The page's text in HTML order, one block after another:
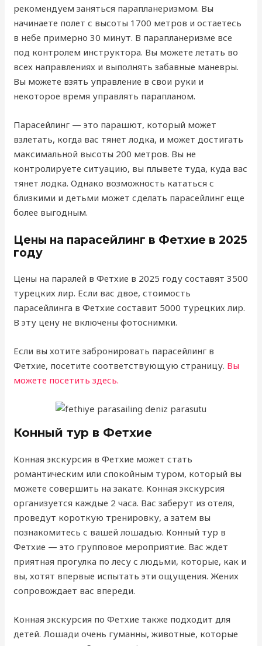
рекомендуем заняться парапланеризмом. Вы
начинаете полет с высоты 1700 метров и остаетесь
в небе примерно 30 минут. В парапланеризме все
под контролем инструктора. Вы можете летать во
всех направлениях и выполнять забавные маневры.
Вы можете взять управление в свои руки и
некоторое время управлять парапланом.
Парасейлинг — это парашют, который может
взлетать, когда вас тянет лодка, и может достигать
максимальной высоты 200 метров. Вы не
контролируете ситуацию, вы плывете туда, куда вас
тянет лодка. Однако возможность кататься с
близкими и детьми может сделать парасейлинг еще
более выгодным.
Цены на парасейлинг в Фетхие в 2025
году
Цены на паралей в Фетхие в 2025 году составят 3500
турецких лир. Если вас двое, стоимость
парасейлинга в Фетхие составит 5000 турецких лир.
В эту цену не включены фотоснимки.
Если вы хотите забронировать парасейлинг в
Фетхие, посетите соответствующую страницу. Вы
можете посетить здесь.
Конный тур в Фетхие
Конная экскурсия в Фетхие может стать
романтическим или спокойным туром, который вы
можете совершить на закате. Конная экскурсия
организуется каждые 2 часа. Вас заберут из отеля,
проведут короткую тренировку, а затем вы
познакомитесь с вашей лошадью. Конный тур в
Фетхие — это групповое мероприятие. Вас ждет
приятная прогулка по лесу с людьми, которые, как и
вы, хотят впервые испытать эти ощущения. Жених
сопровождает вас впереди.
Конная экскурсия по Фетхие также подходит для
детей. Лошади очень гуманны, животные, которые